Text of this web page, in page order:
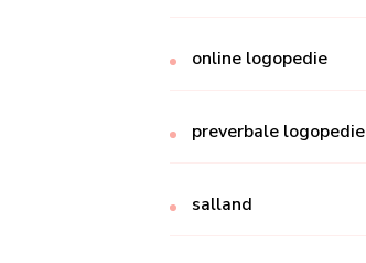
online logopedie
preverbale logopedie
salland